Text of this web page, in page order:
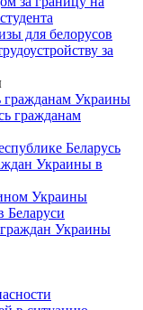
для белорусов
за
гражданам Украины
гражданам
Беларусь
Украины в
Украины
Беларуси
Украины